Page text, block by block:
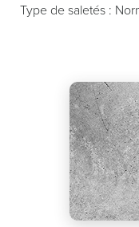
Type de saletés :